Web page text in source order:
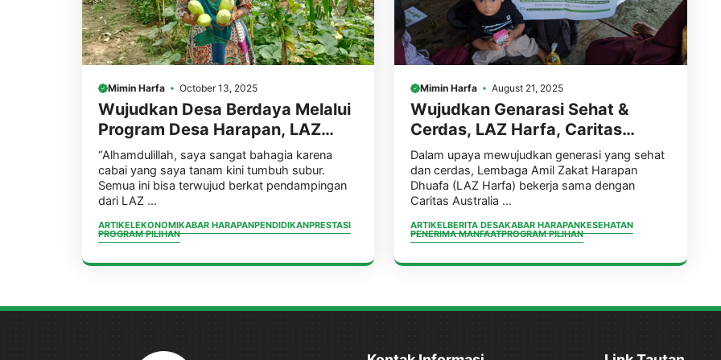
Mimin Harfa October 13, 2025
Wujudkan Desa Berdaya Melalui
Program Desa Harapan, LAZ
Harfa, Caritas Australia, &
Australian Aid Konsisten
Dampingi 10 Desa Di Kabupaten
Pandeglang
“Alhamdulillah, saya sangat bahagia karena
cabai yang saya tanam kini tumbuh subur.
Semua ini bisa terwujud berkat pendampingan
dari LAZ ...
ARTIKELEKONOMIKABAR HARAPANPENDIDIKANPRESTASI
PROGRAM PILIHAN
Mimin Harfa August 21, 2025
Wujudkan Genarasi Sehat &
Cerdas, LAZ Harfa, Caritas
Australia, & Australian Aid
Konsisten Berikan Makanan
Tambahan untuk anak-anak di
10 Desa Selama 1 Tahun
Dalam upaya mewujudkan generasi yang sehat
dan cerdas, Lembaga Amil Zakat Harapan
Dhuafa (LAZ Harfa) bekerja sama dengan
Caritas Australia ...
ARTIKELBERITA DESAKABAR HARAPANKESEHATAN
PENERIMA MANFAATPROGRAM PILIHAN